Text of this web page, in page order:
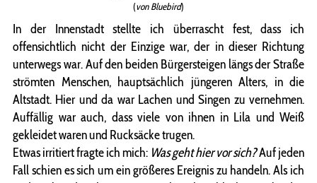
(von Bluebird)
In der Innenstadt stellte ich überrascht fest, dass ich
offensichtlich nicht der Einzige war, der in dieser Richtung
unterwegs war. Auf den beiden Bürgersteigen längs der Straße
strömten Menschen, hauptsächlich jüngeren Alters, in die
Altstadt. Hier und da war Lachen und Singen zu vernehmen.
Auffällig war auch, dass viele von ihnen in Lila und Weiß
gekleidet waren und Rucksäcke trugen.
Etwas irritiert fragte ich mich: Was geht hier vor sich?Auf jeden
Fall schien es sich um ein größeres Ereignis zu handeln. Als ich